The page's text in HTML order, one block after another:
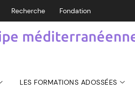
Recherche Fondation
LES FORMATIONS ADOSSÉES